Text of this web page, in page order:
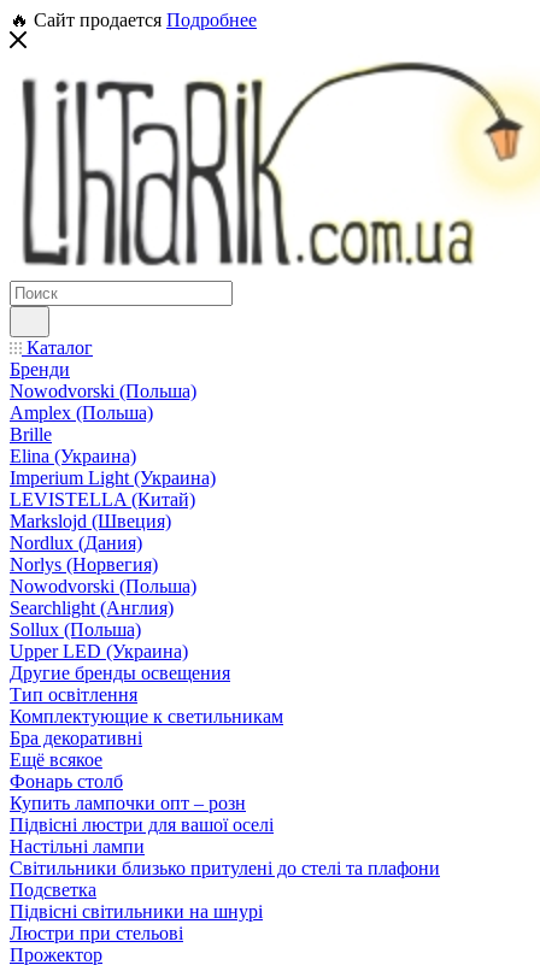
🔥 Сайт продается Подробнее
Каталог
Бренди
Nowodvorski (Польша)
Amplex (Польша)
Brille
Elina (Украина)
Imperium Light (Украина)
LEVISTELLA (Китай)
Markslojd (Швеция)
Nordlux (Дания)
Norlys (Норвегия)
Nowodvorski (Польша)
Searchlight (Англия)
Sollux (Польша)
Upper LED (Украина)
Другие бренды освещения
Тип освітлення
Комплектующие к светильникам
Бра декоративні
Ещё всякое
Фонарь столб
Купить лампочки опт – розн
Підвісні люстри для вашої оселі
Настільні лампи
Світильники близько притулені до стелі та плафони
Подсветка
Підвісні світильники на шнурі
Люстри при стельові
Прожектор